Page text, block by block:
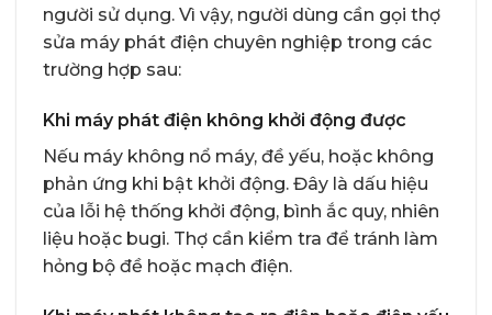
người sử dụng. Vì vậy, người dùng cần gọi thợ
sửa máy phát điện chuyên nghiệp trong các
trường hợp sau:
Khi máy phát điện không khởi động được
Nếu máy không nổ máy, đề yếu, hoặc không
phản ứng khi bật khởi động. Đây là dấu hiệu
của lỗi hệ thống khởi động, bình ắc quy, nhiên
liệu hoặc bugi. Thợ cần kiểm tra để tránh làm
hỏng bộ đề hoặc mạch điện.